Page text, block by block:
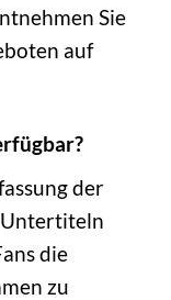
Sie
auf
der
Untertiteln
die
zu